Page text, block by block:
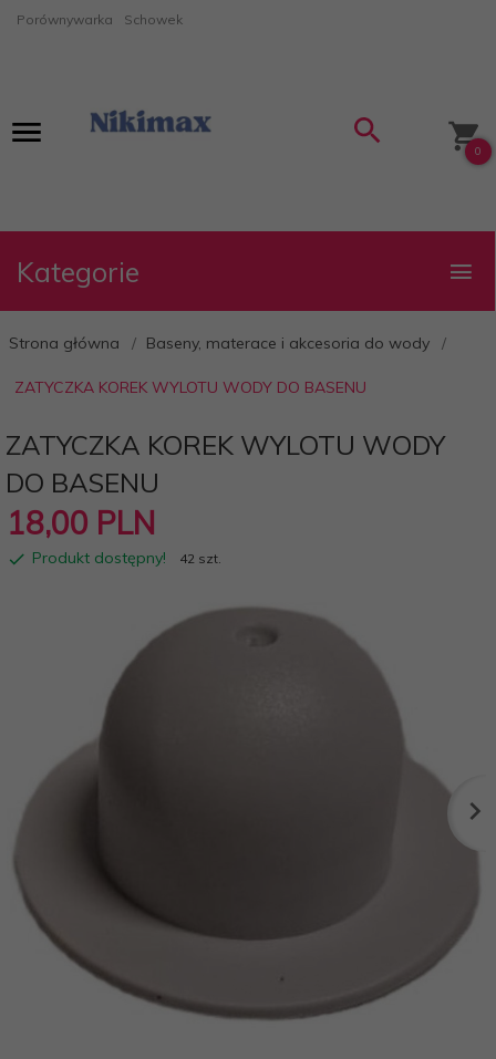
Porównywarka Schowek
0
Kategorie
Strona główna Baseny, materace i akcesoria do wody
ZATYCZKA KOREK WYLOTU WODY DO BASENU
ZATYCZKA KOREK WYLOTU WODY
DO BASENU
18,00 PLN
Produkt dostępny! 42 szt.